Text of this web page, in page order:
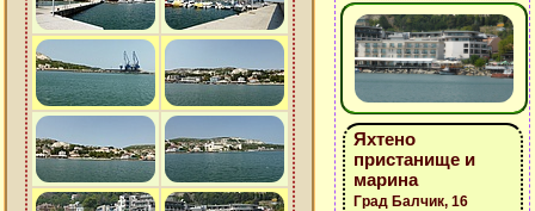
Яхтено
пристанище и
марина
Град Балчик, 16